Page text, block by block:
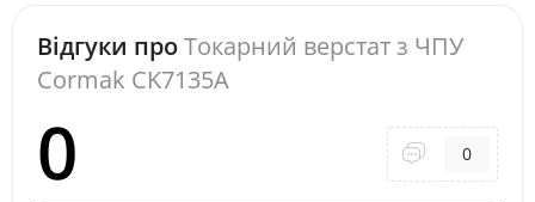
Відгуки проТокарний верстат з ЧПУ
Cormak CK7135A
0 0